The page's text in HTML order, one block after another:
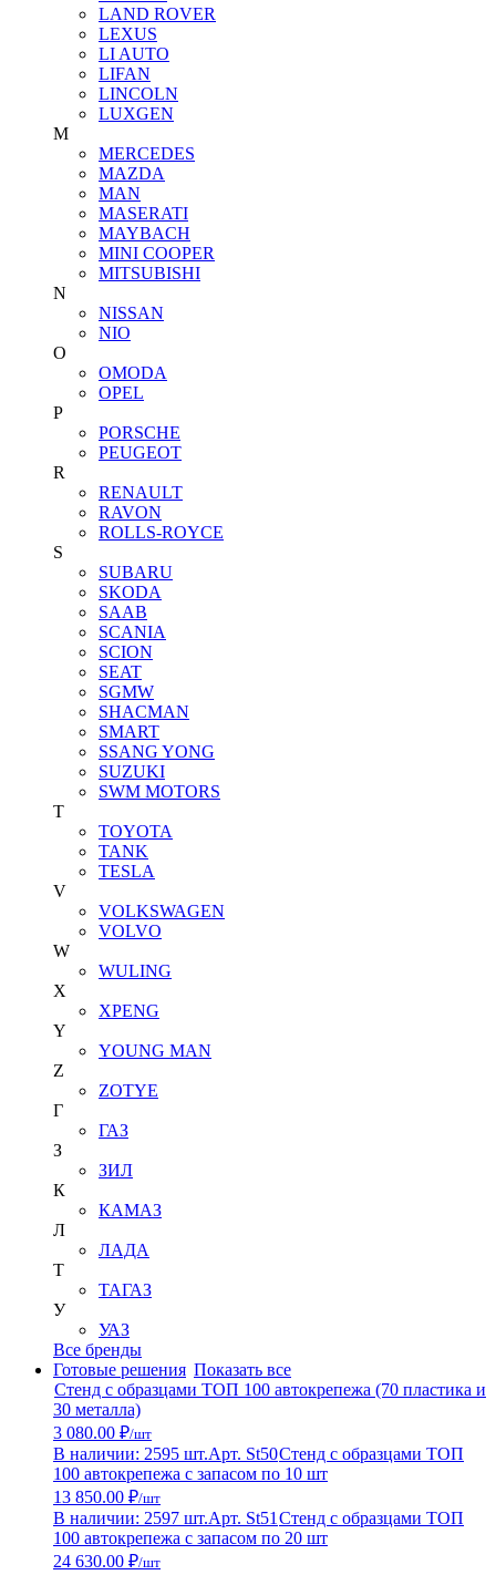
LAND ROVER
LEXUS
LI AUTO
LIFAN
LINCOLN
LUXGEN
M
MERCEDES
MAZDA
MAN
MASERATI
MAYBACH
MINI COOPER
MITSUBISHI
N
NISSAN
NIO
O
OMODA
OPEL
P
PORSCHE
PEUGEOT
R
RENAULT
RAVON
ROLLS-ROYCE
S
SUBARU
SKODA
SAAB
SCANIA
SCION
SEAT
SGMW
SHACMAN
SMART
SSANG YONG
SUZUKI
SWM MOTORS
T
TOYOTA
TANK
TESLA
V
VOLKSWAGEN
VOLVO
W
WULING
X
XPENG
Y
YOUNG MAN
Z
ZOTYE
Г
ГАЗ
З
ЗИЛ
К
КАМАЗ
Л
ЛАДА
Т
ТАГАЗ
У
УАЗ
Все бренды
Готовые решения Показать все
Стенд с образцами ТОП 100 автокрепежа (70 пластика и
30 металла)
3 080.00 ₽/шт
В наличии: 2595 шт.Арт. St50Стенд с образцами ТОП
100 автокрепежа с запасом по 10 шт
13 850.00 ₽/шт
В наличии: 2597 шт.Арт. St51 Стенд с образцами ТОП
100 автокрепежа с запасом по 20 шт
24 630.00 ₽/шт